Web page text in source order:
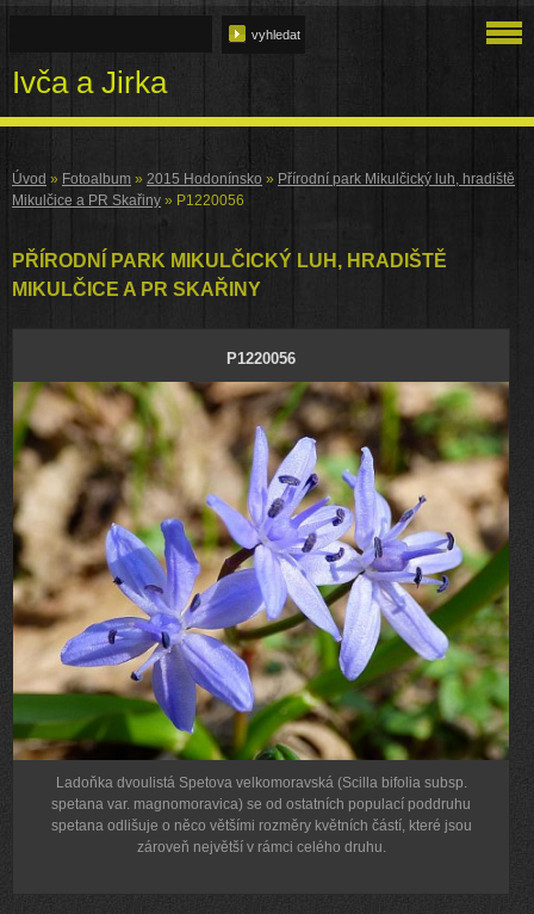
Ivča a Jirka
Úvod » Fotoalbum » 2015 Hodonínsko » Přírodní park Mikulčický luh, hradiště
Mikulčice a PR Skařiny » P1220056
PŘÍRODNÍ PARK MIKULČICKÝ LUH, HRADIŠTĚ
MIKULČICE A PR SKAŘINY
P1220056
Ladoňka dvoulistá Spetova velkomoravská (Scilla bifolia subsp.
spetana var. magnomoravica) se od ostatních populací poddruhu
spetana odlišuje o něco většími rozměry květních částí, které jsou
zároveň největší v rámci celého druhu.